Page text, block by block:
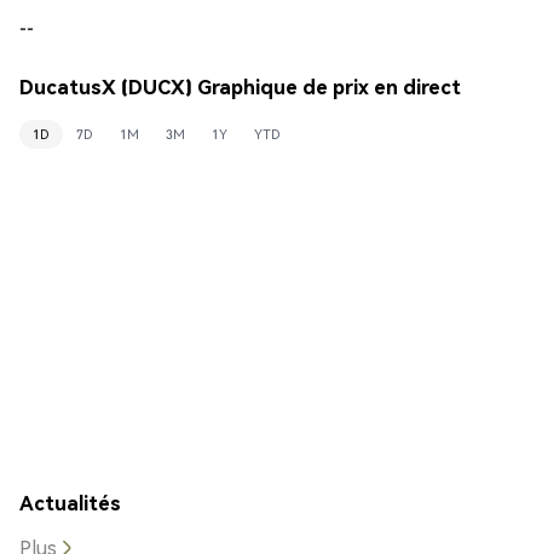
--
DucatusX (DUCX) Graphique de prix en direct
1D 7D 1M 3M 1Y YTD
Actualités
Plus